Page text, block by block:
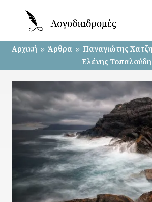
Αρχική 9 Άρθρα 9 Παναγιώτης
Ελένης Τοπαλούδη